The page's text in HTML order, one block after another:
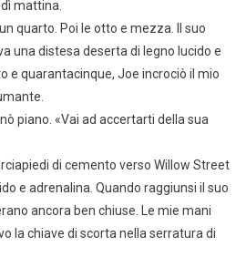
mattina.
quarto. Poi le otto e mezza. Il suo
una distesa deserta di legno lucido e
e quarantacinque, Joe incrociò il mio
piano. «Vai ad accertarti della sua
di cemento verso Willow Street
e adrenalina. Quando raggiunsi il suo
ancora ben chiuse. Le mie mani
la chiave di scorta nella serratura di